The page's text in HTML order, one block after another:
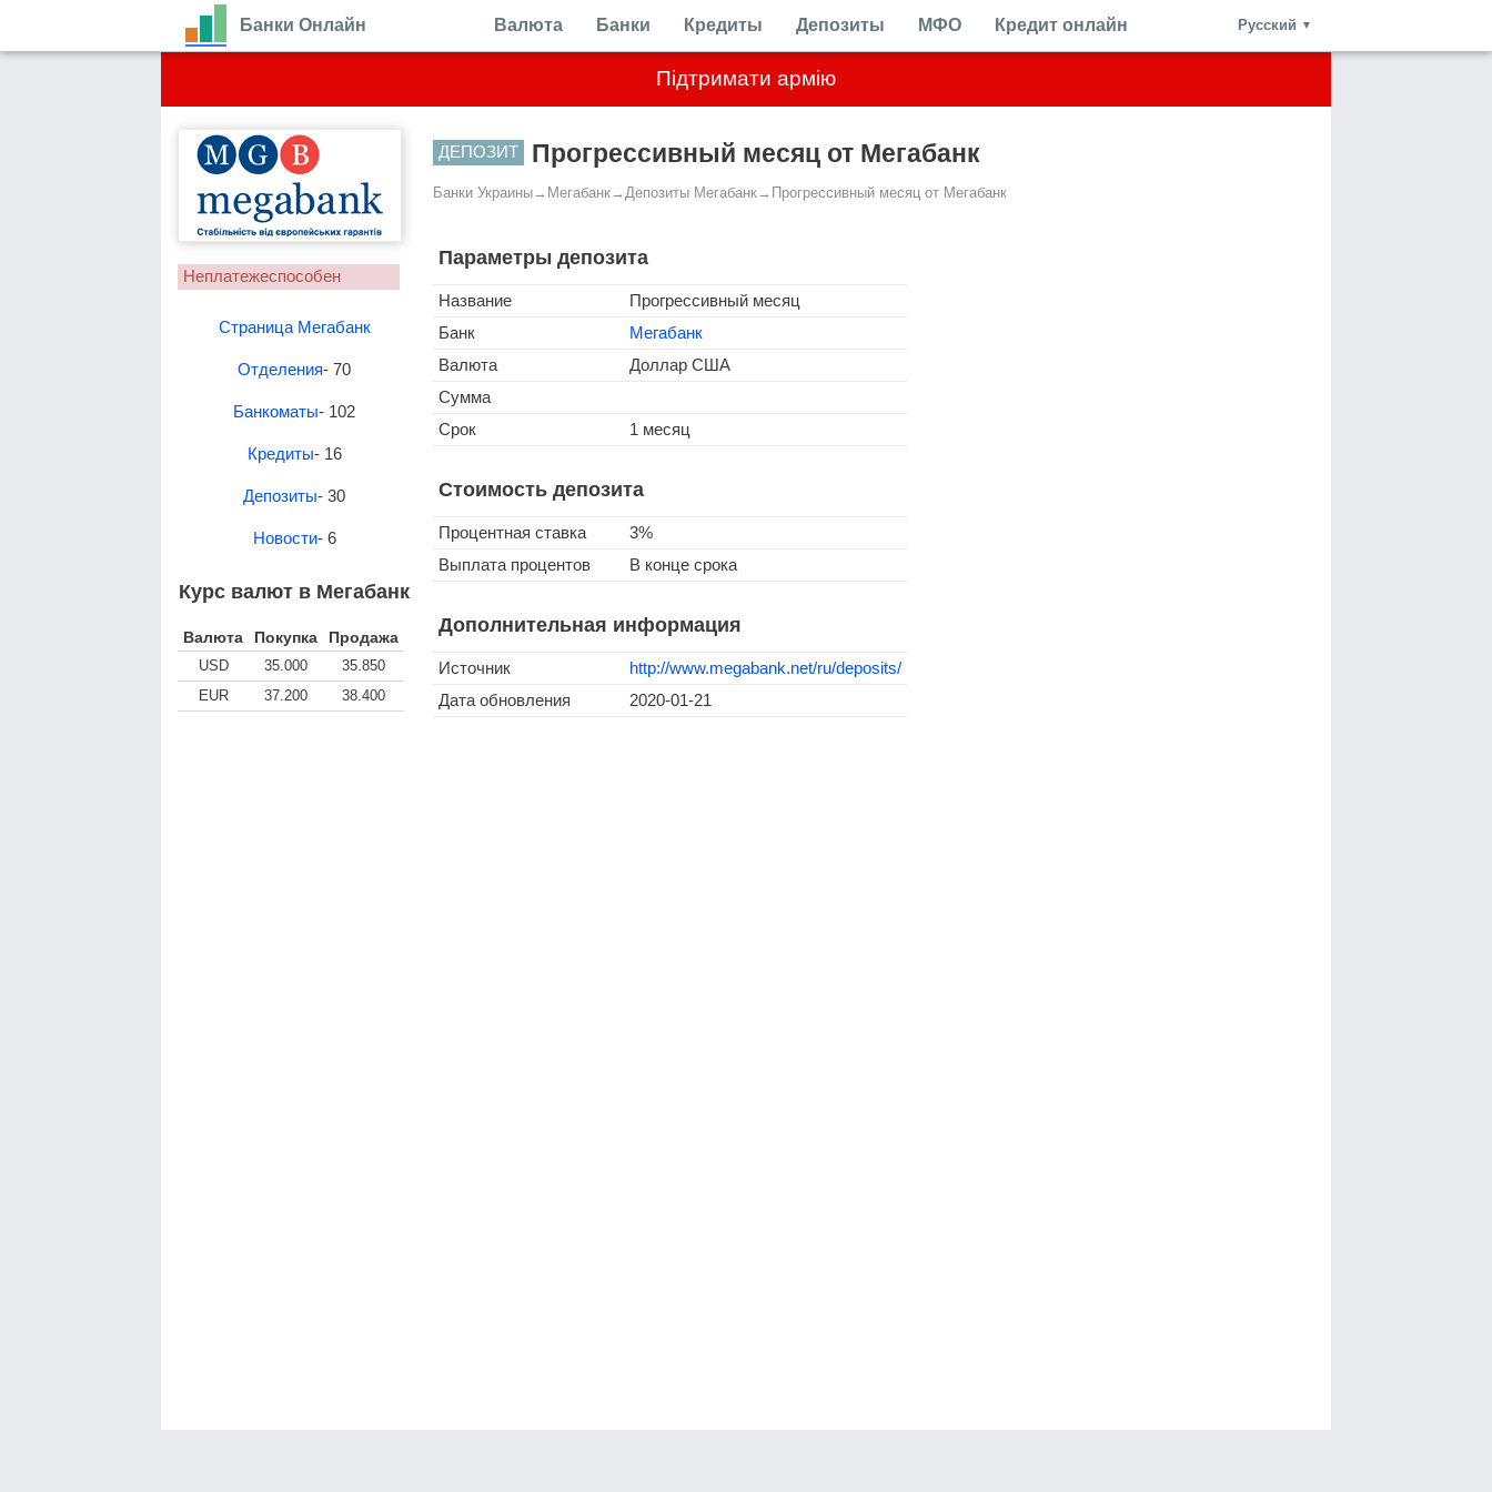
Підтримати армію
Банки Онлайн Валюта Банки Кредиты Депозиты МФО Кредит онлайн Русский ▼
Неплатежеспособен
Страница Мегабанк
Отделения- 70
Банкоматы- 102
Кредиты- 16
Депозиты- 30
Новости- 6
Курс валют в Мегабанк
Валюта Покупка Продажа
USD 35.000
35.850
EUR
37.200 38.400
ДЕПОЗИТ Прогрессивный месяц от Мегабанк
Банки Украины→ Мегабанк→ Депозиты Мегабанк→ Прогрессивный месяц от Мегабанк
Параметры депозита
Название
Прогрессивный месяц
Банк
Мегабанк
Валюта
Доллар США
Сумма
Срок
1 месяц
Стоимость депозита
Процентная ставка
3%
Выплата процентов
В конце срока
Дополнительная информация
Источник
http://www.megabank.net/ru/deposits/
Дата обновления
2020-01-21